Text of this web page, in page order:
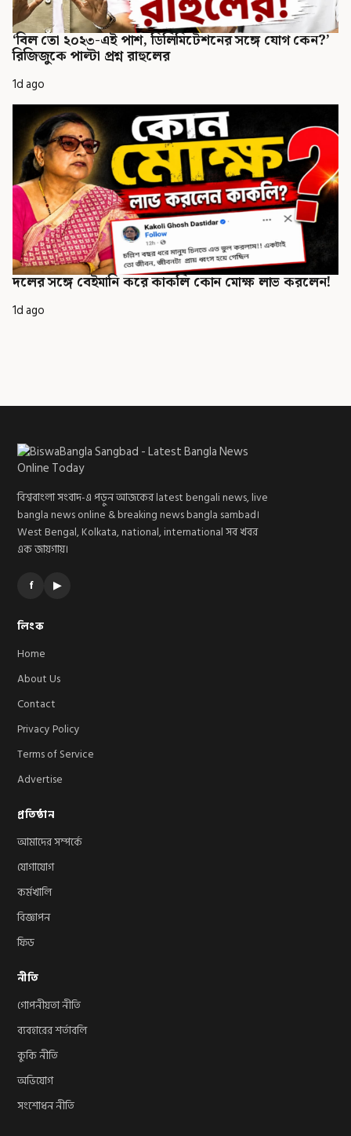
‘বিল তো ২০২৩-এই পাশ, ডিলিমিটেশনের সঙ্গে যোগ কেন?’
রিজিজুকে পাল্টা প্রশ্ন রাহুলের
1d ago
দলের সঙ্গে বেইমানি করে কাকলি কোন মোক্ষ লাভ করলেন!
1d ago
বিশ্ববাংলা সংবাদ-এ পড়ুন আজকের latest bengali news, live
bangla news online & breaking news bangla sambad।
West Bengal, Kolkata, national, international সব খবর
এক জায়গায়।
f ▶
লিংক
Home
About Us
Contact
Privacy Policy
Terms of Service
Advertise
প্রতিষ্ঠান
আমাদের সম্পর্কে
যোগাযোগ
কর্মখালি
বিজ্ঞাপন
ফিড
নীতি
গোপনীয়তা নীতি
ব্যবহারের শর্তাবলি
কুকি নীতি
অভিযোগ
সংশোধন নীতি